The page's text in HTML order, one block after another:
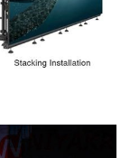
arrière Avant/
IP21 IP40/